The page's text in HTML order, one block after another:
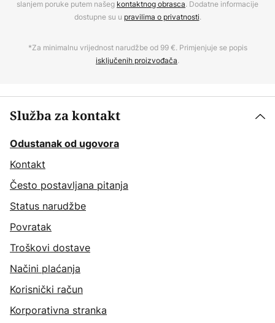
slanjem poruke putem našeg kontaktnog obrasca. Dodatne informacije
dostupne su u pravilima o privatnosti.
*Za minimalnu vrijednost narudžbe od 99 €. Primjenjuje se popis
isključenih proizvođača.
Služba za kontakt
Odustanak od ugovora
Kontakt
Često postavljana pitanja
Status narudžbe
Povratak
Troškovi dostave
Načini plaćanja
Korisnički račun
Korporativna stranka